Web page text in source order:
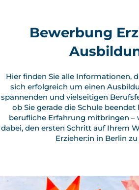
Bewerbung
Hier finden Sie alle Informationen,
sich erfolgreich um einen
spannenden und vielseitigen
ob Sie gerade die Schule
berufliche Erfahrung mitbringen –
dabei, den ersten Schritt auf Ihrem
Erzieher:in in Berlin